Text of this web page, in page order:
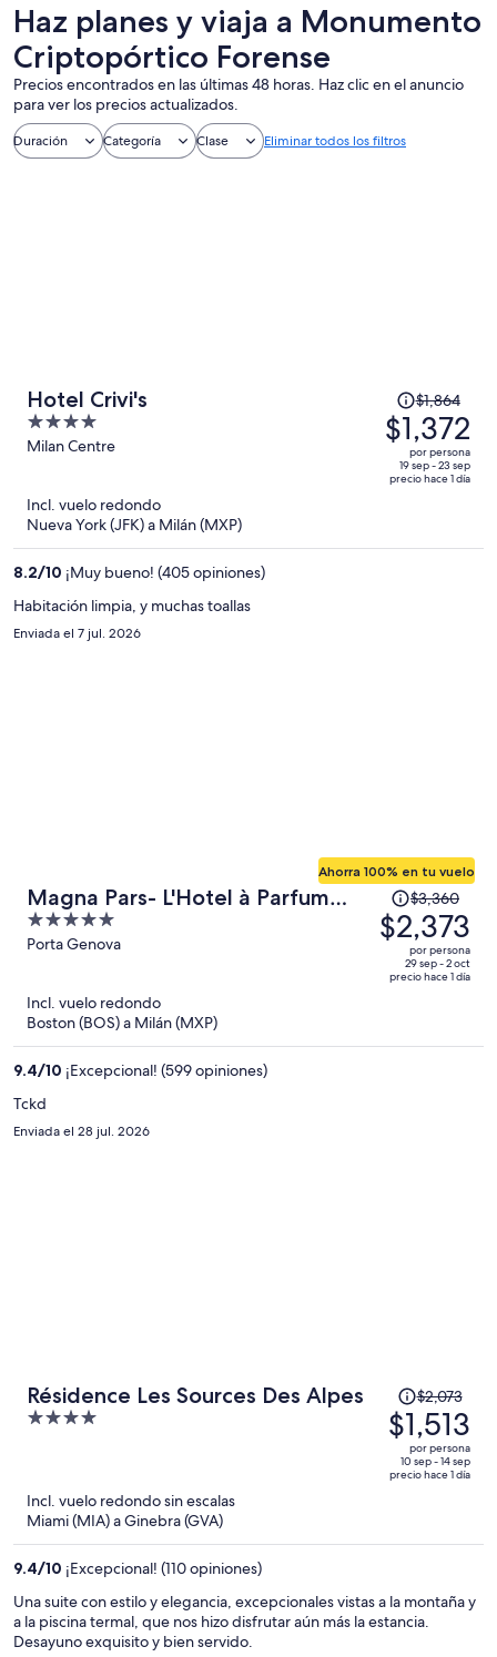
Haz planes y viaja a Monumento
Criptopórtico Forense
Precios encontrados en las últimas 48 horas. Haz clic en el anuncio
para ver los precios actualizados.
Duración Categoría Clase Eliminar todos los filtros
Hotel Crivi's
4
out
5
Milan Centre
El
precio
era
de
$1,864
$1,864
$1,372
por persona
19 sep - 23 sep
precio hace 1 día
Incl. vuelo redondo
Nueva York (JFK) a Milán (MXP)
8.2/10 ¡Muy bueno! (405 opiniones)
Habitación limpia, y muchas toallas
Enviada el 7 jul. 2026
Magna Pars- L'Hotel à Parfum
Small Luxury Hotels of the World
5
out
Porta Genova
Ahorra 100% en tu vuelo
El
precio
era
$3,360
$3,360
$2,373
por persona
29 sep - 2 oct
precio hace 1 día
Incl. vuelo redondo
Boston (BOS) a Milán (MXP)
9.4/10 ¡Excepcional! (599 opiniones)
Tckd
Enviada el 28 jul. 2026
Résidence Les Sources Des Alpes
4
El
precio
era
de
$2,073
$1,513
por
$2,073
$1,513
por persona
10 sep - 14 sep
precio hace 1 día
Incl. vuelo redondo sin escalas
Miami (MIA) a Ginebra (GVA)
9.4/10 ¡Excepcional! (110 opiniones)
Una suite con estilo y elegancia, excepcionales vistas a la montaña y
a la piscina termal, que nos hizo disfrutar aún más la estancia.
Desayuno exquisito y bien servido.